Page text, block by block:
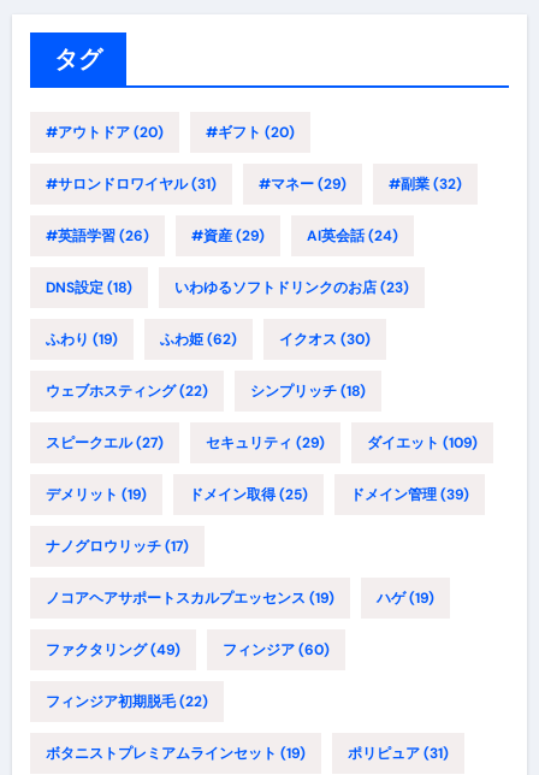
タグ
#アウトドア(20) #ギフト (20)
#サロンドロワイヤル(31) #マネー(29) #副業(32)
#英語学習(26) #資産(29) AI英会話(24)
DNS設定(18) いわゆるソフトドリンクのお店(23)
ふわり (19) ふわ姫(62) イクオス (30)
ウェブホスティング(22) シンプリッチ(18)
スピークエル(27) セキュリティ (29) ダイエット (109)
デメリット (19) ドメイン取得(25) ドメイン管理(39)
ナノグロウリッチ(17)
ノコアヘアサポートスカルプエッセンス (19) ハゲ(19)
ファクタリング(49) フィンジア(60)
フィンジア初期脱毛(22)
ボタニストプレミアムラインセット (19) ポリピュア(31)